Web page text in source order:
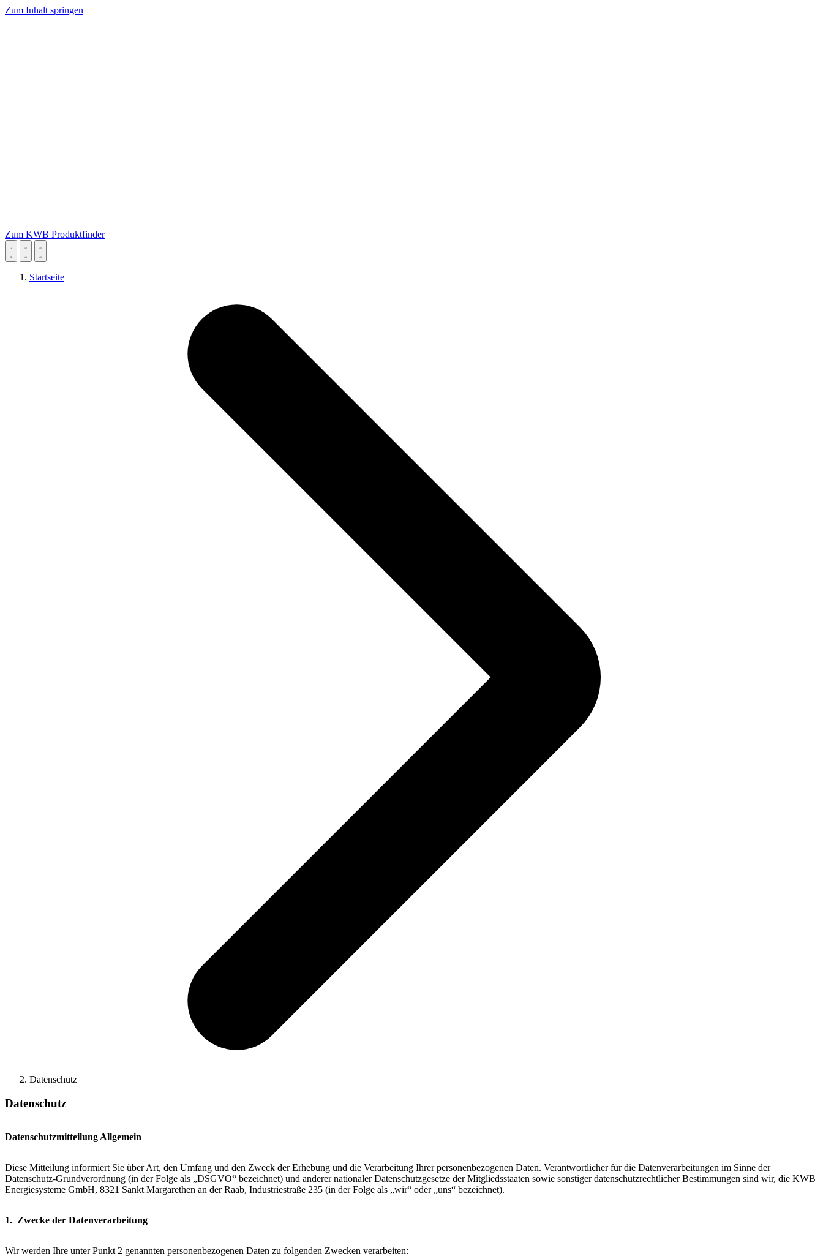
Zum Inhalt springen
Zum KWB Produktfinder
Startseite
Datenschutz
Datenschutz
Datenschutzmitteilung Allgemein
Diese Mitteilung informiert Sie über Art, den Umfang und den Zweck der Erhebung und die Verarbeitung Ihrer personenbezogenen Daten. Verantwortlicher für die Datenverarbeitungen im Sinne der
Datenschutz-Grundverordnung (in der Folge als „DSGVO“ bezeichnet) und anderer nationaler Datenschutzgesetze der Mitgliedsstaaten sowie sonstiger datenschutzrechtlicher Bestimmungen sind wir, die KWB
Energiesysteme GmbH, 8321 Sankt Margarethen an der Raab, Industriestraße 235 (in der Folge als „wir“ oder „uns“ bezeichnet).
1. Zwecke der Datenverarbeitung
Wir werden Ihre unter Punkt 2 genannten personenbezogenen Daten zu folgenden Zwecken verarbeiten: